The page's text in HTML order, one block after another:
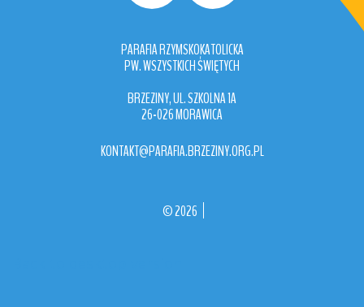
PARAFIA RZYMSKOKATOLICKA
PW. WSZYSTKICH ŚWIĘTYCH
BRZEZINY, UL. SZKOLNA 1A
26-026 MORAWICA
KONTAKT@PARAFIA.BRZEZINY.ORG.PL
©2026